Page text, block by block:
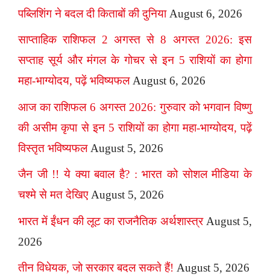
पब्लिशिंग ने बदल दी किताबों की दुनिया August 6, 2026
साप्ताहिक राशिफल 2 अगस्त से 8 अगस्त 2026: इस
सप्ताह सूर्य और मंगल के गोचर से इन 5 राशियों का होगा
महा-भाग्योदय, पढ़ें भविष्यफल August 6, 2026
आज का राशिफल 6 अगस्त 2026: गुरुवार को भगवान विष्णु
की असीम कृपा से इन 5 राशियों का होगा महा-भाग्योदय, पढ़ें
विस्तृत भविष्यफल August 5, 2026
जैन जी !! ये क्या बवाल है? : भारत को सोशल मीडिया के
चश्मे से मत देखिए August 5, 2026
भारत में ईंधन की लूट का राजनैतिक अर्थशास्त्र August 5,
2026
तीन विधेयक, जो सरकार बदल सकते हैं! August 5, 2026